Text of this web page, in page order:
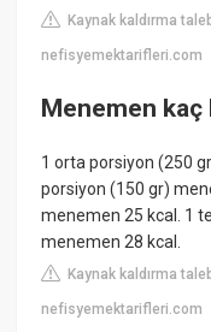
Kaynak kaldırma
nefisyemektarifleri.com
Menemen kaç
1 orta porsiyon (250
porsiyon (150 gr)
menemen 25 kcal. 1
menemen 28 kcal.
Kaynak kaldırma
nefisyemektarifleri.com